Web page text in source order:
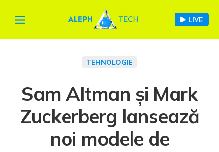
LIVE
TEHNOLOGIE
Sam Altman și Mark
Zuckerberg lansează
noi modele de